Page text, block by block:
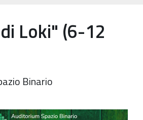
Loki" (6-12
Binario
events/